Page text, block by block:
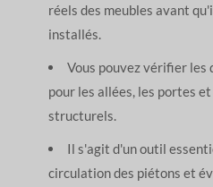
réels des meubles avant
installés.
Vous pouvez vérifier les
pour les allées, les portes
structurels.
Il s'agit d'un outil
circulation des piétons et